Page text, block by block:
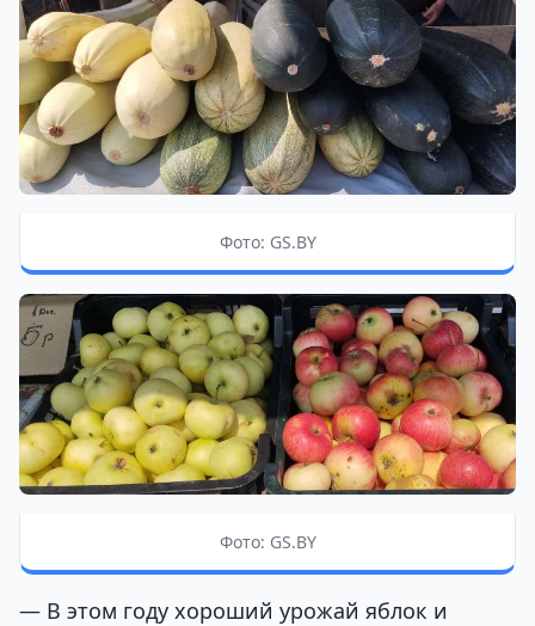
Фото: GS.BY
Фото: GS.BY
— В этом году хороший урожай яблок и